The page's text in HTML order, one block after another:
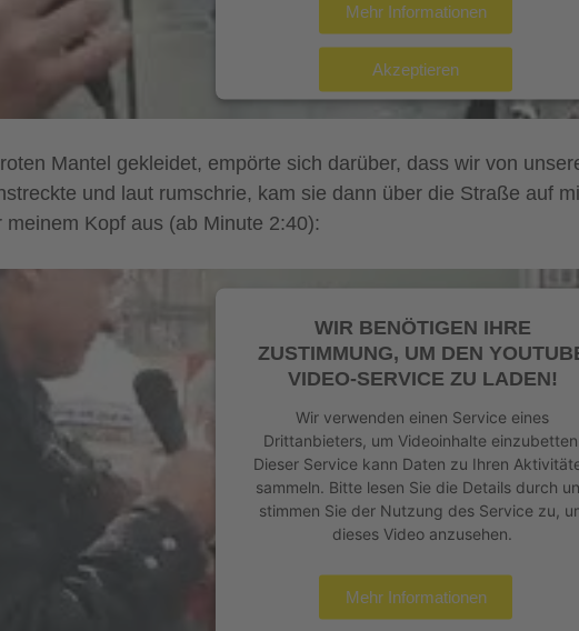
Mehr Informationen
Akzeptieren
Usercentrics Consent
Mantel gekleidet, empörte sich darüber, dass wir von
und laut rumschrie, kam sie dann über die Straße auf
Kopf aus (ab Minute 2:40):
WIR BENÖTIGEN IHRE
ZUSTIMMUNG, UM DEN
VIDEO-SERVICE ZU LADEN!
Wir verwenden einen Service eines
Drittanbieters, um Videoinhalte einzubetten.
Dieser Service kann Daten zu Ihren
sammeln. Bitte lesen Sie die Details durch
stimmen Sie der Nutzung des Service zu,
dieses Video anzusehen.
Mehr Informationen